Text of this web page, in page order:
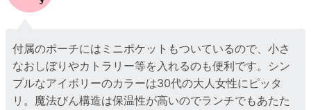
付属のポーチにはミニポケットもついているので、小さ
なおしぼりやカトラリー等を入れるのも便利です。シン
プルなアイボリーのカラーは30代の大人女性にピッタ
リ。魔法びん構造は保温性が高いのでランチでもあたた